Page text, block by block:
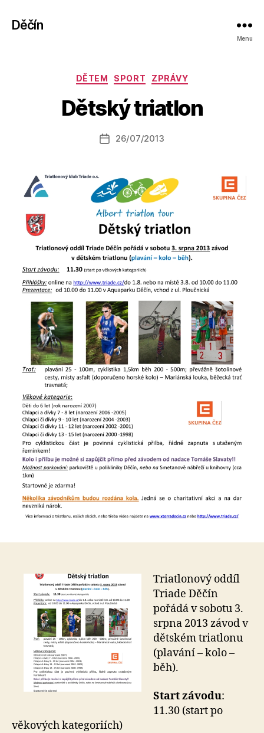
Děčín
Menu
Rubriky
DĚTEM SPORT ZPRÁVY
Dětský triatlon
Autor
příspěvku
A
u
t
o
a
o
Datum
26/07/2013
Triatlonový oddíl
Triade Děčín
pořádá v sobotu 3.
srpna 2013 závod v
dětském triatlonu
(plavání – kolo –
běh).
Start závodu:
11.30 (start po
věkových kategoriích)